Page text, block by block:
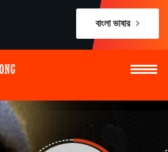
বাংলা ভাষার